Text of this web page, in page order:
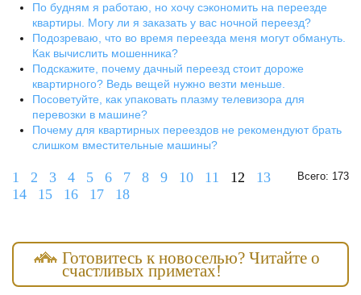
По будням я работаю, но хочу сэкономить на переезде
квартиры. Могу ли я заказать у вас ночной переезд?
Подозреваю, что во время переезда меня могут обмануть.
Как вычислить мошенника?
Подскажите, почему дачный переезд стоит дороже
квартирного? Ведь вещей нужно везти меньше.
Посоветуйте, как упаковать плазму телевизора для
перевозки в машине?
Почему для квартирных переездов не рекомендуют брать
слишком вместительные машины?
Всего: 173
1 2 3 4 5 6 7 8 9 10 11 12
13
14
15 16 17 18
Готовитесь к новоселью? Читайте о
счастливых приметах!